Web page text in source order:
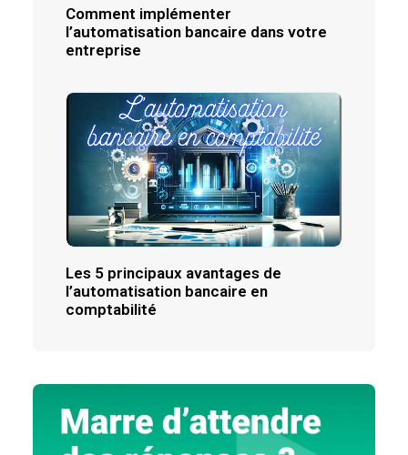
Comment implémenter
l’automatisation bancaire dans votre
entreprise
Les 5 principaux avantages de
l’automatisation bancaire en
comptabilité